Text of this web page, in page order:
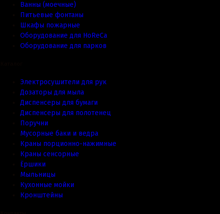
Ванны (моечные)
Питьевые фонтаны
Шкафы пожарные
Оборудование для HoReCa
Оборудование для парков
Электросушители для рук
Дозаторы для мыла
Диспенсеры для бумаги
Диспенсеры для полотенец
Поручни
Мусорные баки и ведра
Краны порционно-нажимные
Краны сенсорные
Ёршики
Мыльницы
Кухонные мойки
Кронштейны